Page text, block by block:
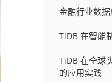
金融行业数
TiDB 在智能
TiDB 在全球
的应用实践